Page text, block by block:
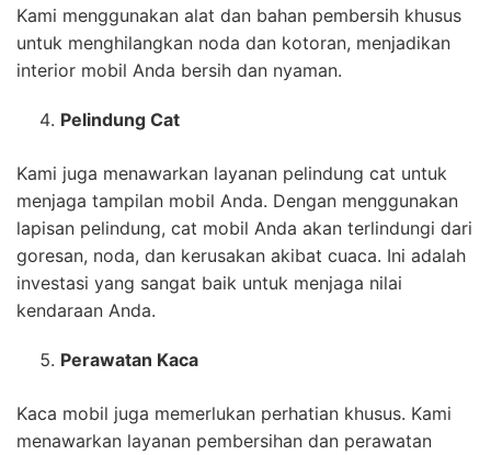
Kami menggunakan alat dan bahan pembersih khusus
untuk menghilangkan noda dan kotoran, menjadikan
interior mobil Anda bersih dan nyaman.
Pelindung Cat
Kami juga menawarkan layanan pelindung cat untuk
menjaga tampilan mobil Anda. Dengan menggunakan
lapisan pelindung, cat mobil Anda akan terlindungi dari
goresan, noda, dan kerusakan akibat cuaca. Ini adalah
investasi yang sangat baik untuk menjaga nilai
kendaraan Anda.
Perawatan Kaca
Kaca mobil juga memerlukan perhatian khusus. Kami
menawarkan layanan pembersihan dan perawatan